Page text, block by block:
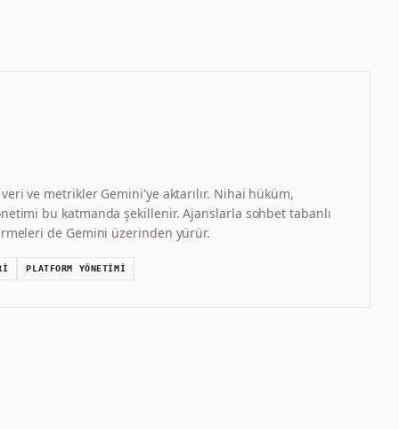
ve metrikler Gemini'ye aktarılır. Nihai hüküm,
bu katmanda şekillenir. Ajanslarla sohbet tabanlı
de Gemini üzerinden yürür.
PLATFORM YÖNETIMI